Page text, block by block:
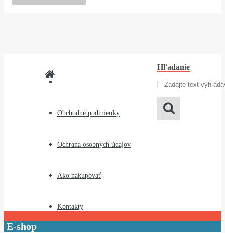
Obchodné podmienky
Ochrana osobných údajov
Ako nakupovať
Kontakty
Hľadanie
E-shop